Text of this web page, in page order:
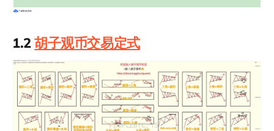
1.2胡子观币交易定式